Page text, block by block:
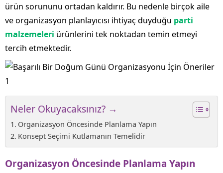
ürün sorununu ortadan kaldırır. Bu nedenle birçok aile
ve organizasyon planlayıcısı ihtiyaç duyduğu parti
malzemeleri ürünlerini tek noktadan temin etmeyi
tercih etmektedir.
Neler Okuyacaksınız? →
Organizasyon Öncesinde Planlama Yapın
Konsept Seçimi Kutlamanın Temelidir
Organizasyon Öncesinde Planlama Yapın